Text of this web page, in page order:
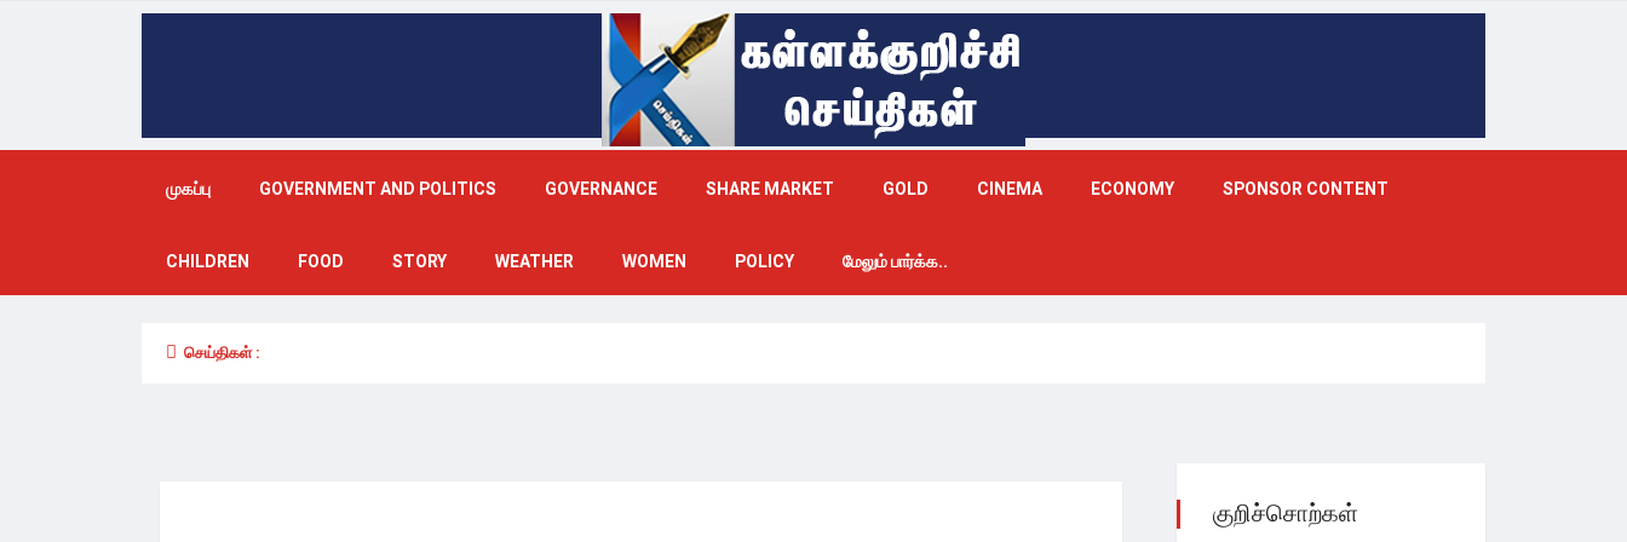
முகப்பு GOVERNMENT AND POLITICS GOVERNANCE SHARE MARKET GOLD CINEMA ECONOMY SPONSOR CONTENT
CHILDREN FOOD STORY WEATHER WOMEN POLICY மேலும் பார்க்க..
செய்திகள் :
குறிச்சொற்கள்